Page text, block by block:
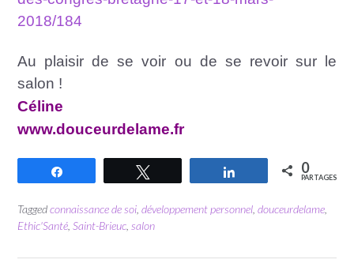
2018/184
Au plaisir de se voir ou de se revoir sur le
salon !
Céline
www.douceurdelame.fr
Partagez 0
PARTAGES
Taggedconnaissance de soi développement personnel douceurdelame
Ethic'Santé Saint-Brieuc salon